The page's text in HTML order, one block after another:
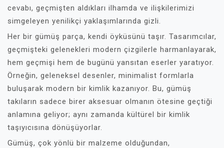
cevabı, geçmişten aldıkları ilhamda ve ilişkilerimizi
simgeleyen yenilikçi yaklaşımlarında gizli.
Her bir gümüş parça, kendi öyküsünü taşır. Tasarımcılar,
geçmişteki gelenekleri modern çizgilerle harmanlayarak,
hem geçmişi hem de bugünü yansıtan eserler yaratıyor.
Örneğin, geleneksel desenler, minimalist formlarla
buluşarak modern bir kimlik kazanıyor. Bu, gümüş
takıların sadece birer aksesuar olmanın ötesine geçtiği
anlamına geliyor; aynı zamanda kültürel bir kimlik
taşıyıcısına dönüşüyorlar.
Gümüş, çok yönlü bir malzeme olduğundan,